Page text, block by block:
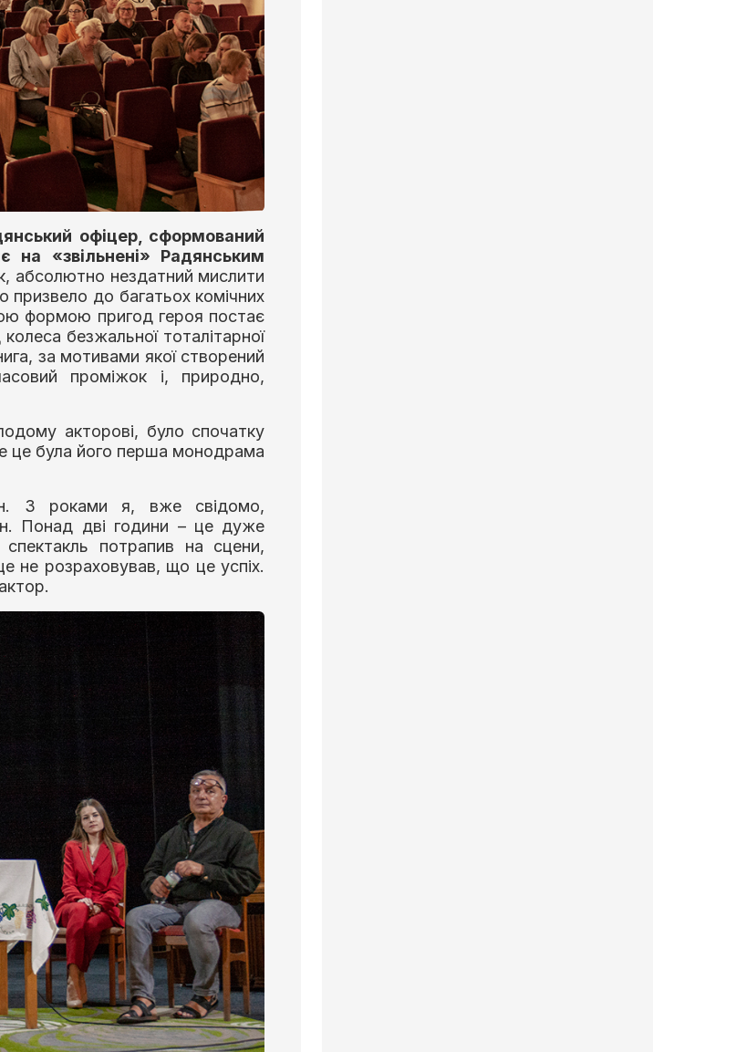
офіцер, сформований
на «звільнені» Радянським
абсолютно нездатний мислити
призвело до багатьох комічних
формою пригод героя постає
безжальної тоталітарної
за мотивами якої створений
проміжок і, природно,
акторові, було спочатку
це була його перша монодрама
З роками я, вже свідомо,
Понад дві години – це дуже
потрапив на сцени,
не розраховував, що це успіх.